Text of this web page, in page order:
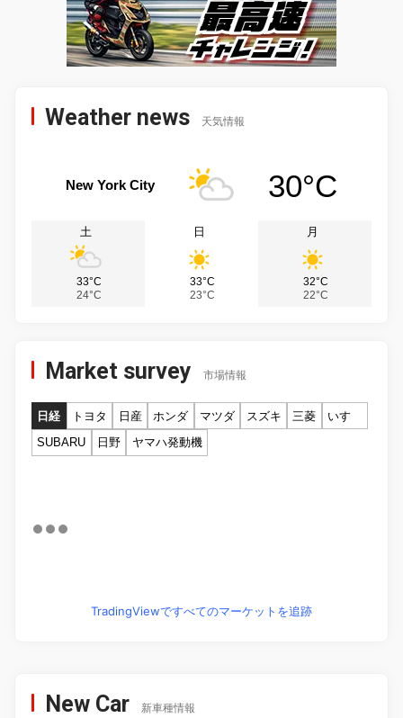
Weather news 天気情報
New York City 30°C
土
33°C
24°C
日
33°C
23°C
月
32°C
22°C
Market survey 市場情報
日経 トヨタ 日産 ホンダ マツダ スズキ 三菱
いすゞ
SUBARU
日野 ヤマハ発動機
TradingViewですべてのマーケットを追跡
New Car 新車種情報